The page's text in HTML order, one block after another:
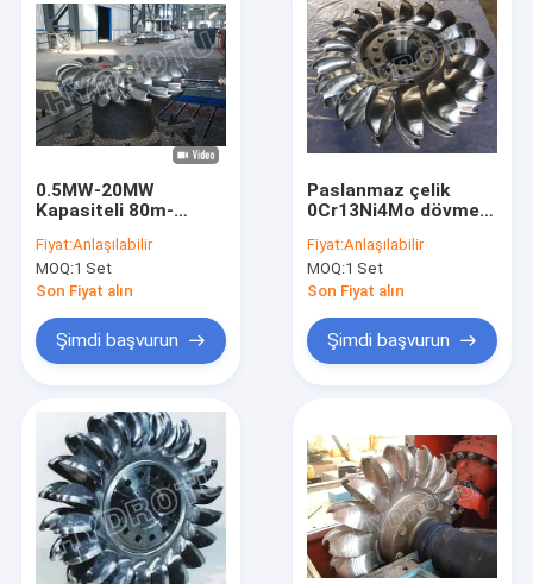
Ürün:% s
Hakkımızda
Fabrika turu
0.5MW-20MW
Kapasiteli 80m-
için Paslanmaz Çelik
Pelton Türbin Çarkı
Fiyat:Anlaşılabilir
MOQ:1 Set
Son Fiyat alın
Şimdi başvurun
Paslanmaz çelik
0Cr13Ni4Mo dövme
Runner / Pelton
tekerlek çapı
aşağıdaki ile 2.5m
Fiyat:Anlaşılabilir
MOQ:1 Set
Son Fiyat alın
Şimdi başvurun